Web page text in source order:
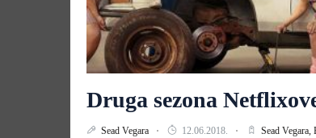
Druga sezona
Sead Vegara 12.06.2018. Sead Vegara,